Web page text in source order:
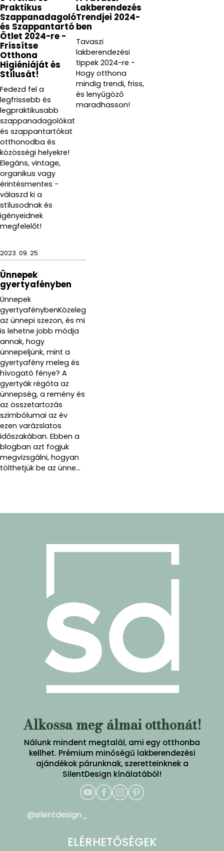
Praktikus
Szappanadagoló
és Szappantartó
Ötlet 2024-re -
Frissítse
Otthona
Higiéniáját és
Stílusát!
Fedezd fel a
legfrissebb és
legpraktikusabb
szappanadagolókat
és szappantartókat
otthonodba és
közösségi helyekre!
Elegáns, vintage,
organikus vagy
érintésmentes -
válaszd ki a
stílusodnak és
igényeidnek
megfelelőt!
Lakberendezés
Trendjei 2024-
ben
Tavaszi
lakberendezési
tippek 2024-re -
Hogy otthona
mindig trendi, friss,
és lenyűgöző
maradhasson!
2023. 09. 25.
Ünnepek
gyertyafényben
Ünnepek
gyertyafénybenKözeleg
az ünnepi szezon, és mi
is lehetne jobb módja
annak, hogy
ünnepeljünk, mint a
gyertyafény meleg és
hívogató fénye? A
gyertyák régóta az
ünnepség, a remény és
az összetartozás
szimbólumai az év
ezen varázslatos
időszakában. Ebben a
blogban azt fogjuk
megvizsgálni, hogyan
tölthetjük be az ünne...
Alkossa meg álmai otthonát!
Nálunk mindent megtalál, ami egy otthonba
kellhet. Prémium minőségű lakberendezési
ajándékok párunknak, szeretteinknek a
SilentDesign kínálatából!
@silentdesign_
ELÉRHETŐSÉGEK